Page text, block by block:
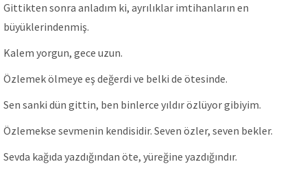
Gittikten sonra anladım ki, ayrılıklar imtihanların en
büyüklerindenmiş.
Kalem yorgun, gece uzun.
Özlemek ölmeye eş değerdi ve belki de ötesinde.
Sen sanki dün gittin, ben binlerce yıldır özlüyor gibiyim.
Özlemekse sevmenin kendisidir. Seven özler, seven bekler.
Sevda kağıda yazdığından öte, yüreğine yazdığındır.